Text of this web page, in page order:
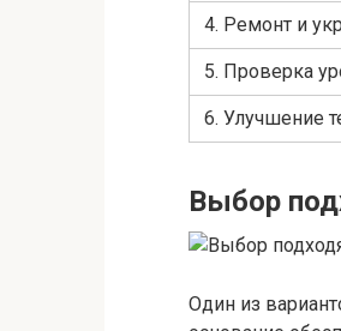
4. Ремонт и
5. Проверка
6. Улучшение
Выбор
Один из